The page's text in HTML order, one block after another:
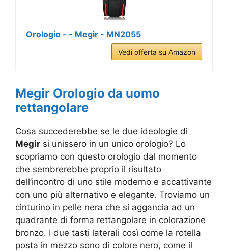
Orologio - - Megir - MN2055
Vedi offerta su Amazon
Megir Orologio da uomo
rettangolare
Cosa succederebbe se le due ideologie di
Megir si unissero in un unico orologio? Lo
scopriamo con questo orologio dal momento
che sembrerebbe proprio il risultato
dell’incontro di uno stile moderno e accattivante
con uno più alternativo e elegante. Troviamo un
cinturino in pelle nera che si aggancia ad un
quadrante di forma rettangolare in colorazione
bronzo. I due tasti laterali così come la rotella
posta in mezzo sono di colore nero, come il